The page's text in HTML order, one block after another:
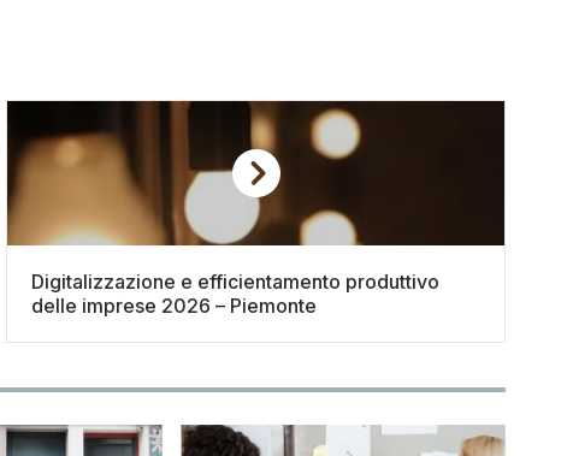
Digitalizzazione e efficientamento produttivo
delle imprese 2026 – Piemonte